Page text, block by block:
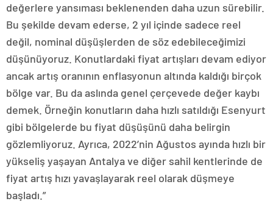
değerlere yansıması beklenenden daha uzun sürebilir.
Bu şekilde devam ederse, 2 yıl içinde sadece reel
değil, nominal düşüşlerden de söz edebileceğimizi
düşünüyoruz. Konutlardaki fiyat artışları devam ediyor
ancak artış oranının enflasyonun altında kaldığı birçok
bölge var. Bu da aslında genel çerçevede değer kaybı
demek. Örneğin konutların daha hızlı satıldığı Esenyurt
gibi bölgelerde bu fiyat düşüşünü daha belirgin
gözlemliyoruz. Ayrıca, 2022’nin Ağustos ayında hızlı bir
yükseliş yaşayan Antalya ve diğer sahil kentlerinde de
fiyat artış hızı yavaşlayarak reel olarak düşmeye
başladı.”